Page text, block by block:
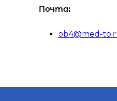
Почта:
ob4@med-